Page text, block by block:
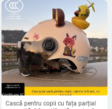
Cască pentru copii cu fața parțial